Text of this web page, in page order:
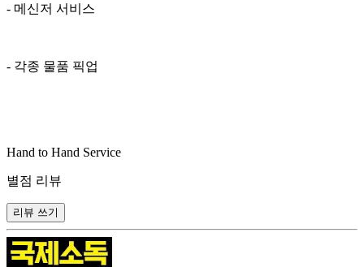
- 메신저 서비스
- 각종 물품 픽업
Hand to Hand Service
별점 리뷰
리뷰 쓰기